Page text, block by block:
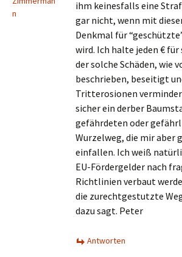
n
ihm keinesfalls eine
gar nicht, wenn mit
Denkmal für
wird. Ich halte jeden €
der solche Schäden, wie
beschrieben, beseitigt
Tritterosionen
sicher ein derber
gefährdeten oder
Wurzelweg, die mir aber
einfallen. Ich weiß
EU-Fördergelder nach
Richtlinien verbaut
die zurechtgestutzte
dazu sagt. Peter
Antworten